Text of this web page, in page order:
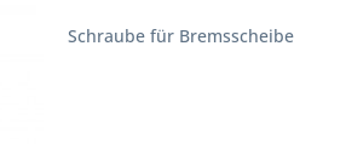
Schraube für Bremsscheibe